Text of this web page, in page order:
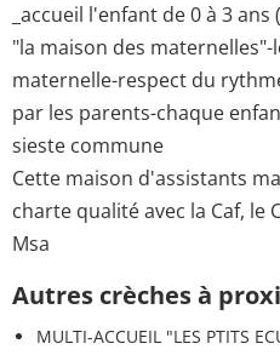
_accueil l'enfant de 0 à 3
"la maison des
maternelle-respect du
par les parents-chaque
sieste commune
Cette maison d'assistants
charte qualité avec la Caf, le
Msa
Autres crèches à
MULTI-ACCUEIL "LES PTITS